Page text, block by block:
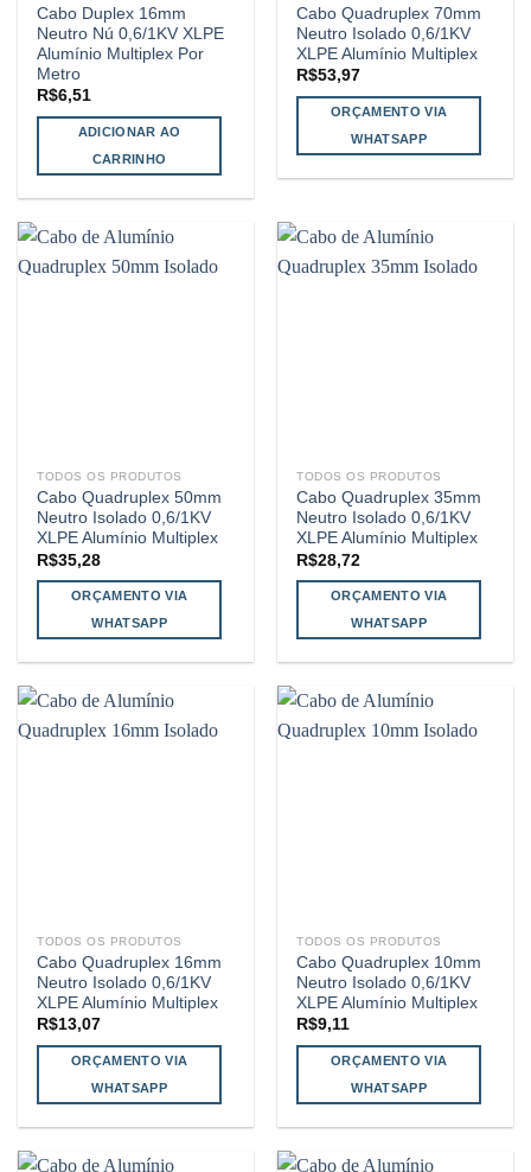
Cabo Duplex 16mm
Neutro Nú 0,6/1KV XLPE
Alumínio Multiplex Por
Metro
R$6,51
ADICIONAR AO
CARRINHO
Cabo Quadruplex 70mm
Neutro Isolado 0,6/1KV
XLPE Alumínio Multiplex
R$53,97
ORÇAMENTO VIA
WHATSAPP
TODOS OS PRODUTOS
Cabo Quadruplex 50mm
Neutro Isolado 0,6/1KV
XLPE Alumínio Multiplex
R$35,28
ORÇAMENTO VIA
WHATSAPP
TODOS OS PRODUTOS
Cabo Quadruplex 35mm
Neutro Isolado 0,6/1KV
XLPE Alumínio Multiplex
R$28,72
ORÇAMENTO VIA
WHATSAPP
TODOS OS PRODUTOS
Cabo Quadruplex 16mm
Neutro Isolado 0,6/1KV
XLPE Alumínio Multiplex
R$13,07
ORÇAMENTO VIA
WHATSAPP
TODOS OS PRODUTOS
Cabo Quadruplex 10mm
Neutro Isolado 0,6/1KV
XLPE Alumínio Multiplex
R$9,11
ORÇAMENTO VIA
WHATSAPP